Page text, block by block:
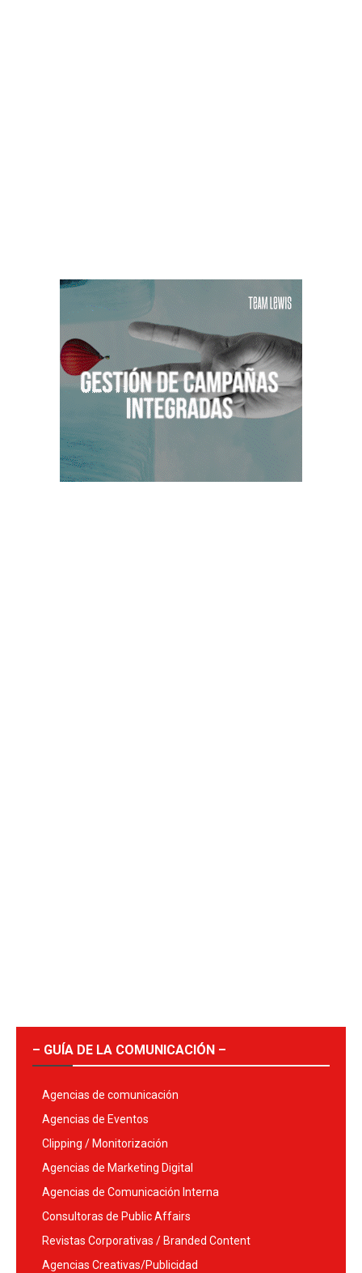
– GUÍA DE LA COMUNICACIÓN –
Agencias de comunicación
Agencias de Eventos
Clipping / Monitorización
Agencias de Marketing Digital
Agencias de Comunicación Interna
Consultoras de Public Affairs
Revistas Corporativas / Branded Content
Agencias Creativas/Publicidad